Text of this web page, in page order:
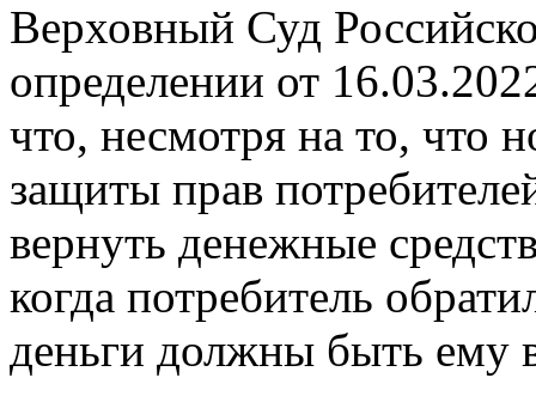
Верховный Суд
определении от
что, несмотря на то, что
защиты прав
вернуть денежные
когда потребитель
деньги должны быть ему